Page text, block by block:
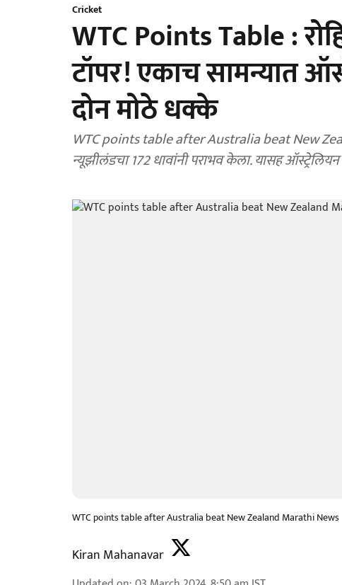
Cricket
WTC Points Table :
टॉपर! एकाच सामन्यात
दोन मोठे धक्के
WTC points table after Australia beat New
न्यूझीलंडचा 172 धावांनी पराभव केला. यासह
WTC points table after Australia beat New Zealand Marathi News
Kiran Mahanavar